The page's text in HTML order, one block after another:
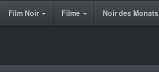
Film Noir Filme Noir des Monats